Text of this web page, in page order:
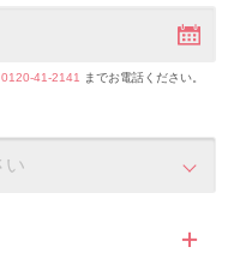
0120-41-2141 までお電話ください。